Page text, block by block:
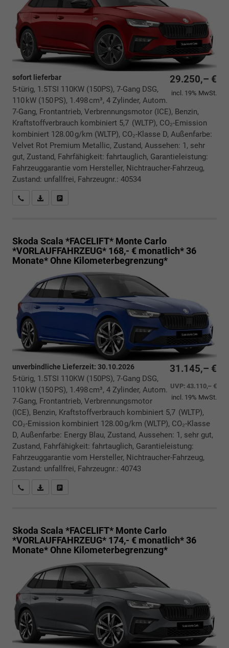
29.250,– €
incl. 19% MwSt.
sofort lieferbar
5-türig, 1.5TSI 110KW (150PS), 7-Gang DSG,
110 kW (150 PS), 1.498 cm³, 4 Zylinder, Autom.
7-Gang, Frontantrieb, Verbrennungsmotor (ICE), Benzin,
Kraftstoffverbrauch kombiniert 5,7 (WLTP), CO₂-Emission
kombiniert 128.00 g/km (WLTP), CO₂-Klasse D, Außenfarbe:
Velvet Rot Premium Metallic, Zustand, Aussehen: 1, sehr
gut, Zustand, Fahrfähigkeit: fahrtauglich, Garantieleistung:
Fahrzeuggarantie vom Hersteller, Nichtraucher-Fahrzeug,
Zustand: unfallfrei, Fahrzeugnr.: 40534
Rückrufbitte absenden
PDF-Datei, Fahrzeugexposé drucken
Skoda Scala *FACELIFT* Monte Carlo
*VORLAUFFAHRZEUG* 168,- € monatlich* 36
Monate* Ohne Kilometerbegrenzung*
31.145,– €
UVP:43.110,– €
incl. 19% MwSt.
unverbindliche Lieferzeit: 30.10.2026
5-türig, 1.5TSI 110KW (150PS), 7-Gang DSG,
110 kW (150 PS), 1.498 cm³, 4 Zylinder, Autom.
7-Gang, Frontantrieb, Verbrennungsmotor
(ICE), Benzin, Kraftstoffverbrauch kombiniert 5,7 (WLTP),
CO₂-Emission kombiniert 128.00 g/km (WLTP), CO₂-Klasse
D, Außenfarbe: Energy Blau, Zustand, Aussehen: 1, sehr gut,
Zustand, Fahrfähigkeit: fahrtauglich, Garantieleistung:
Fahrzeuggarantie vom Hersteller, Nichtraucher-Fahrzeug,
Zustand: unfallfrei, Fahrzeugnr.: 40743
Rückrufbitte absenden
PDF-Datei, Fahrzeugexposé drucken
Skoda Scala *FACELIFT* Monte Carlo
*VORLAUFFAHRZEUG* 174,- € monatlich* 36
Monate* Ohne Kilometerbegrenzung*